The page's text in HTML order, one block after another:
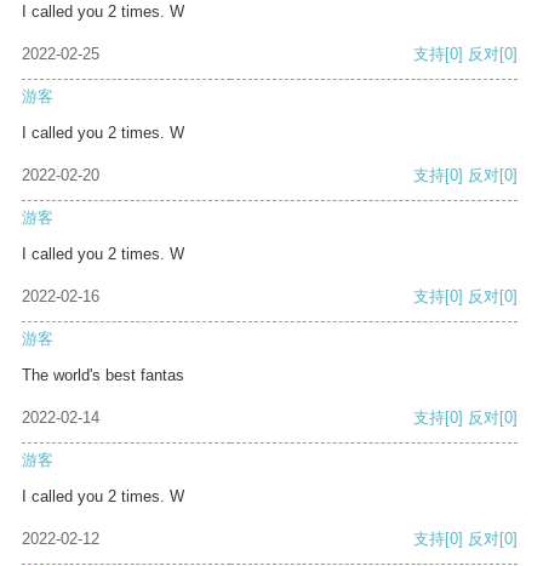
I called you 2 times. W
2022-02-25 支持[0] 反对[0]
游客
I called you 2 times. W
2022-02-20 支持[0] 反对[0]
游客
I called you 2 times. W
2022-02-16 支持[0] 反对[0]
游客
The world's best fantas
2022-02-14 支持[0] 反对[0]
游客
I called you 2 times. W
2022-02-12 支持[0] 反对[0]